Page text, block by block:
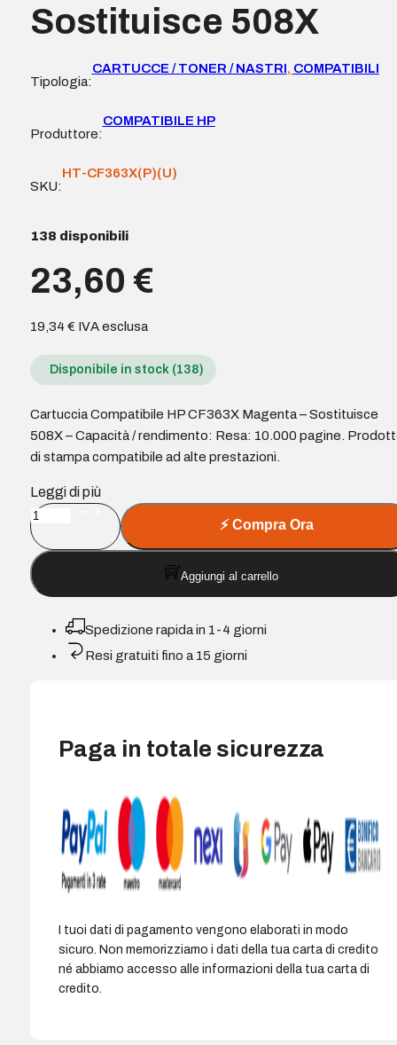
Sostituisce 508X
Tipologia:
CARTUCCE / TONER / NASTRI, COMPATIBILI
Produttore:
COMPATIBILE HP
SKU:
HT-CF363X(P)(U)
138 disponibili
23,60 €
19,34 € IVA esclusa
Disponibile in stock (138)
Cartuccia Compatibile HP CF363X Magenta – Sostituisce
508X – Capacità / rendimento: Resa: 10.000 pagine.
di stampa compatibile ad alte prestazioni.
Leggi di più
Cartuccia
Compatibile
HP
CF363X
Magenta
Sostituisce
508X
⚡Compra Ora
Aggiungi al carrello
Spedizione rapida in 1-4 giorni
Resi gratuiti fino a 15 giorni
Paga in totale sicurezza
I tuoi dati di pagamento vengono elaborati in modo
sicuro. Non memorizziamo i dati della tua carta di credito
né abbiamo accesso alle informazioni della tua carta di
credito.